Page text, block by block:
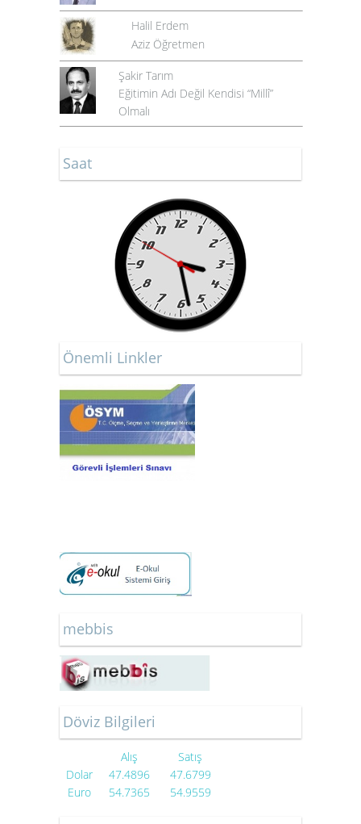
Halil Erdem
Aziz Öğretmen
Şakir Tarım
Eğitimin Adı Değil Kendisi “Millî”
Olmalı
Saat
Önemli Linkler
mebbis
Döviz Bilgileri
Alış
Satış
Dolar
47.4896
47.6799
Euro
54.7365 54.9559